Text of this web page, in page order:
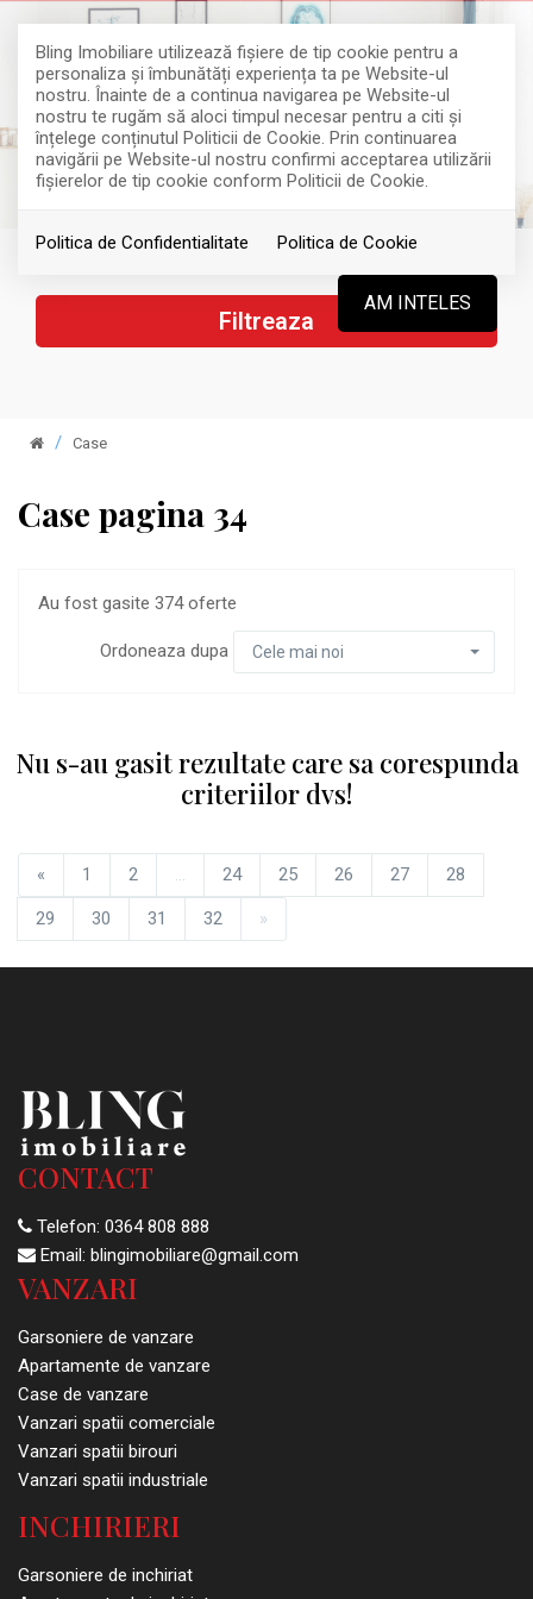
Bling Imobiliare utilizează fişiere de tip cookie pentru a
personaliza și îmbunătăți experiența ta pe Website-ul
nostru. Înainte de a continua navigarea pe Website-ul
nostru te rugăm să aloci timpul necesar pentru a citi și
înțelege conținutul Politicii de Cookie. Prin continuarea
navigării pe Website-ul nostru confirmi acceptarea utilizării
fişierelor de tip cookie conform Politicii de Cookie.
Politica de Confidentialitate Politica de Cookie
AM INTELES
Filtreaza
Case
Case pagina 34
Au fost gasite 374 oferte
Ordoneaza dupa Cele mai noi
Nu s-au gasit rezultate care sa corespunda
criteriilor dvs!
« 1 2 ... 24 25 26 27 28
29 30 31 32 »
CONTACT
Telefon: 0364 808 888
Email: blingimobiliare@gmail.com
VANZARI
Garsoniere de vanzare
Apartamente de vanzare
Case de vanzare
Vanzari spatii comerciale
Vanzari spatii birouri
Vanzari spatii industriale
INCHIRIERI
Garsoniere de inchiriat